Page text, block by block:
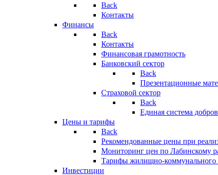
Back
Контакты
Финансы
Back
Контакты
Финансовая грамотность
Банковский сектор
Back
Презентационные
Страховой сектор
Back
Единая система
Цены и тарифы
Back
Рекомендованные цены при
Мониторинг цен по Лабинскому
Тарифы жилищно-коммунального
Инвестиции